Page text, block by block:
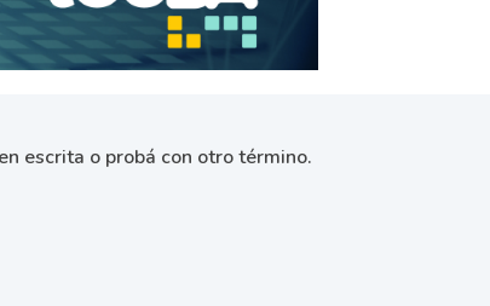
escrita o probá con otro término.